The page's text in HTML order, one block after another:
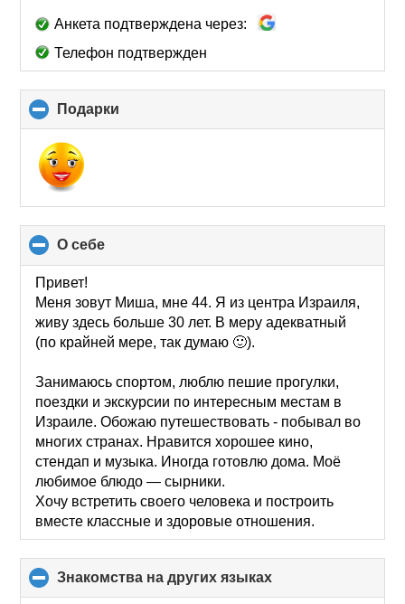
Анкета подтверждена через:
Телефон подтвержден
Подарки
to
О себе
to
contents
Привет!
Меня зовут Миша, мне 44. Я из центра Израиля,
живу здесь больше 30 лет. В меру адекватный
(по крайней мере, так думаю 🙂).
Занимаюсь спортом, люблю пешие прогулки,
поездки и экскурсии по интересным местам в
Израиле. Обожаю путешествовать - побывал во
многих странах. Нравится хорошее кино,
стендап и музыка. Иногда готовлю дома. Моё
любимое блюдо — сырники.
Хочу встретить своего человека и построить
вместе классные и здоровые отношения.
Знакомства на других языках
to